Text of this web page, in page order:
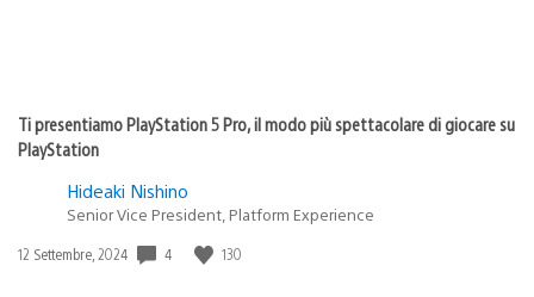
Ti presentiamo PlayStation 5 Pro, il modo più spettacolare di giocare su
PlayStation
Hideaki Nishino
Senior Vice President, Platform Experience
Data
12 Settembre, 2024 4 130